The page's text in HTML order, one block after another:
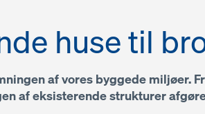
huse til
af vores byggede miljøer.
af eksisterende strukturer